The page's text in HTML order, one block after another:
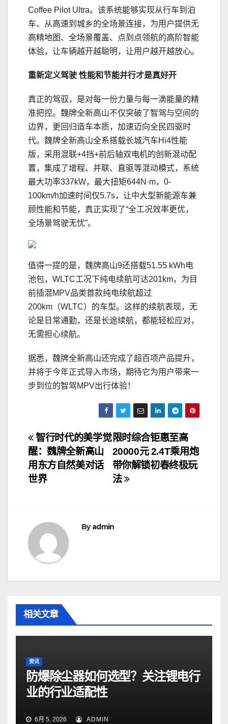
Coffee Pilot Ultra。该系统能够实现从行车到泊
车、从高速到城乡的全场景连接，为用户提供无
高精地图、全场景覆盖、点到点领航的高阶智能
体验，让车辆越开越聪明，让用户越开越放心。
重新定义驾驶 性能和节能并行才是真好开
真正的驾驭，是对每一份力量与每一滴能量的精
准把控。魏牌全新高山不仅突破了智驾与空间的
边界，更回归造车本质，加速迈向全民四驱时
代。魏牌全新高山全系搭载长城汽车Hi4性能
版，采用混联+4挡+前后轴双电机的创新混动配
置，集成了增程、并联、直驱等混动模式，系统
最大功率337kW，最大扭矩644N·m，0-
100km/h加速时间仅5.7s，让中大型新能源车兼
顾性能和节能，真正实现了“全工况效率更优，
全场景驾驶无忧”。
值得一提的是，魏牌高山9还搭载51.55 kWh电
池包，WLTC工况下纯电续航可达201km，为目
前插混MPV品类首款纯电续航超过
200km（WLTC）的车型。这样的续航表现，无
论是日常通勤，还是长途续航，都能轻松应对，
无需担心续航。
据悉，魏牌全新高山还完成了超百项产品提升，
并将于今年正式导入市场，期待它为用户带来一
步到位的智驾MPV出行体验！
文
章
导
限时综合钜惠至高
20000元 2.4T乘用炮
带你解锁初春终极玩
法
智行时代的美学觉
醒：魏牌全新高山
用东方自然美对话
世界
Byadmin
相关文章
资讯
防爆除尘器如何选型？关注锂电行
业的行业适配性
6月 5, 2026 ADMIN